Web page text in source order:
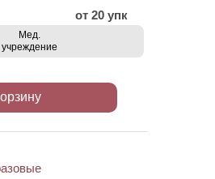
от 20 упк
Мед.
учреждение